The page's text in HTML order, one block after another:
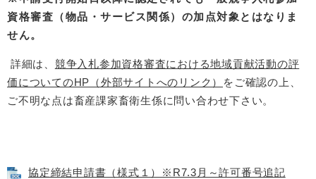
資格審査（物品・サービス関係）の加点対象とはなりま
せん。
​ 詳細は、 競争入札参加資格審査における地域貢献活動の評
価についてのHP（外部サイトへのリンク）
をご確認の上、
ご不明な点は畜産課家畜衛生係に問い合わせ下さい。​
協定締結申請書（様式１）※R7.3月～許可番号追記